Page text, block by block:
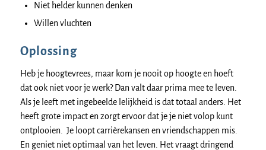
Niet helder kunnen denken
Willen vluchten
Oplossing
Heb je hoogtevrees, maar kom je nooit op hoogte en hoeft
dat ook niet voor je werk? Dan valt daar prima mee te leven.
Als je leeft met ingebeelde lelijkheid is dat totaal anders. Het
heeft grote impact en zorgt ervoor dat je je niet volop kunt
ontplooien. Je loopt carrièrekansen en vriendschappen mis.
En geniet niet optimaal van het leven. Het vraagt dringend